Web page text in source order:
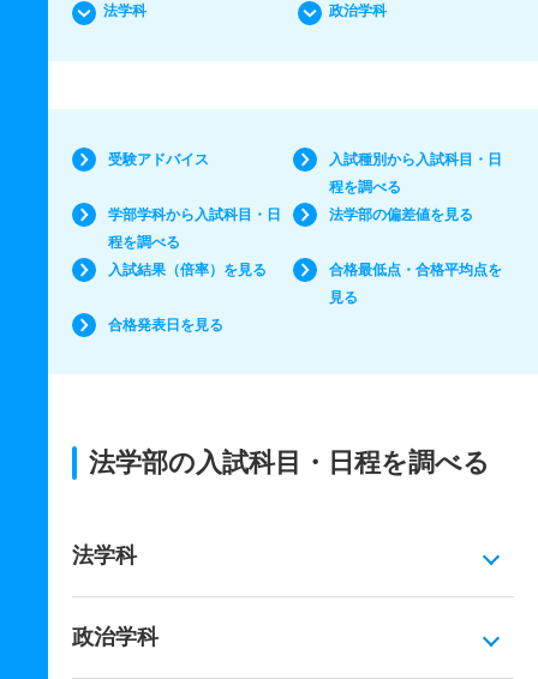
法学科 政治学科
受験アドバイス
入試種別から入試科目・日
程を調べる
学部学科から入試科目・日
程を調べる
法学部の偏差値を見る
入試結果（倍率）を見る
合格最低点・合格平均点を
見る
合格発表日を見る
法学部の入試科目・日程を調べる
法学科
政治学科